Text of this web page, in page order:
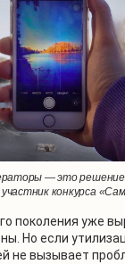
— это решение
конкурса
поколения уже
Но если
не вызывает